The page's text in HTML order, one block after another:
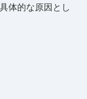
体的な原因とし